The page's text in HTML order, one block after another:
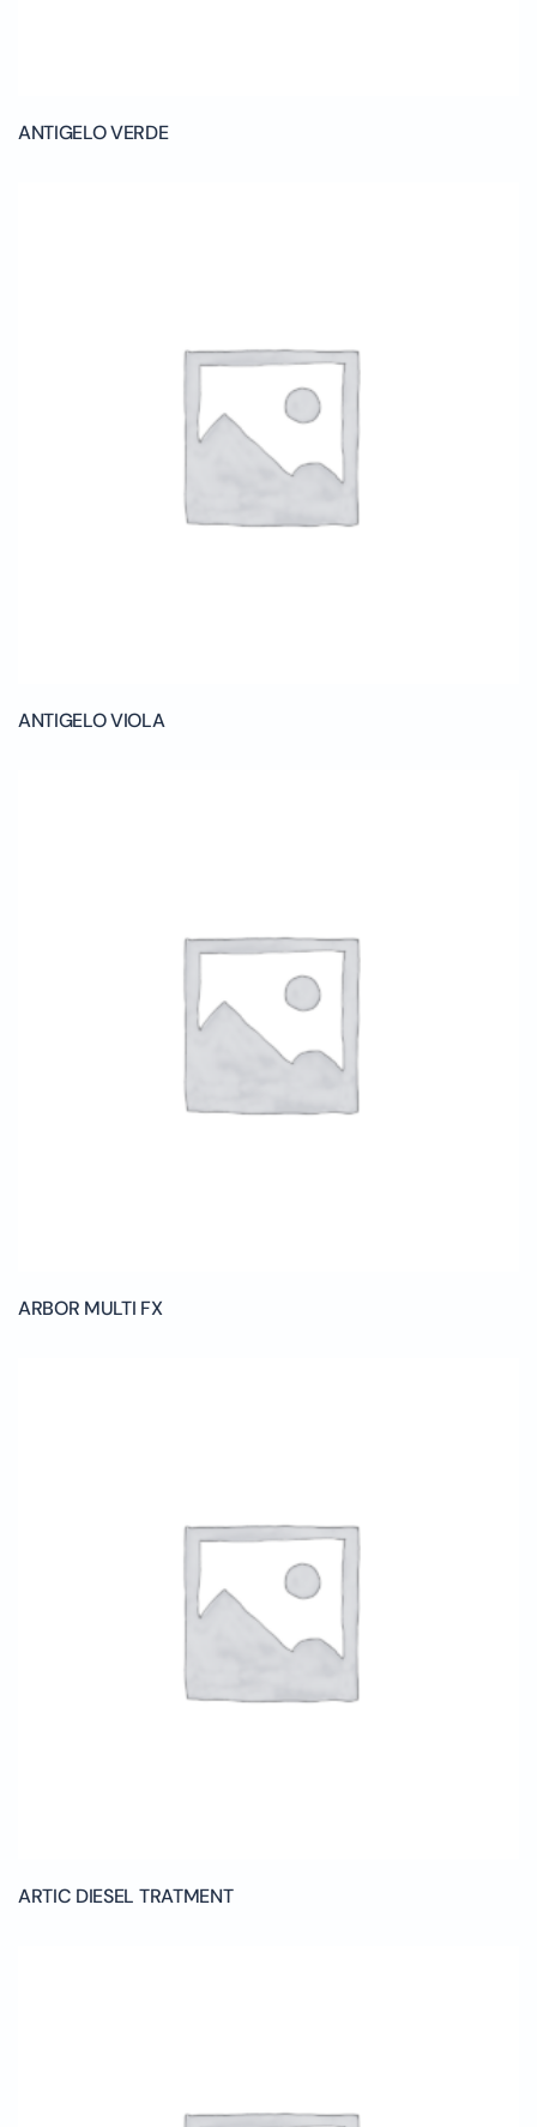
ANTIGELO VERDE
ANTIGELO VIOLA
ARBOR MULTI FX
ARTIC DIESEL TRATMENT